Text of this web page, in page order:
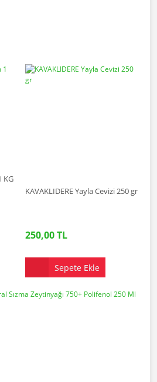
KG
KAVAKLIDERE Yayla Cevizi 250 gr
250,00 TL
Sepete Ekle